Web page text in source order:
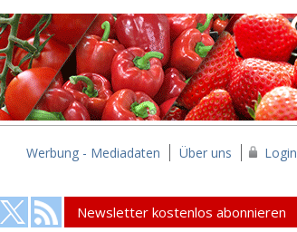
Werbung - Mediadaten Über uns Login
Newsletter kostenlos abonnieren